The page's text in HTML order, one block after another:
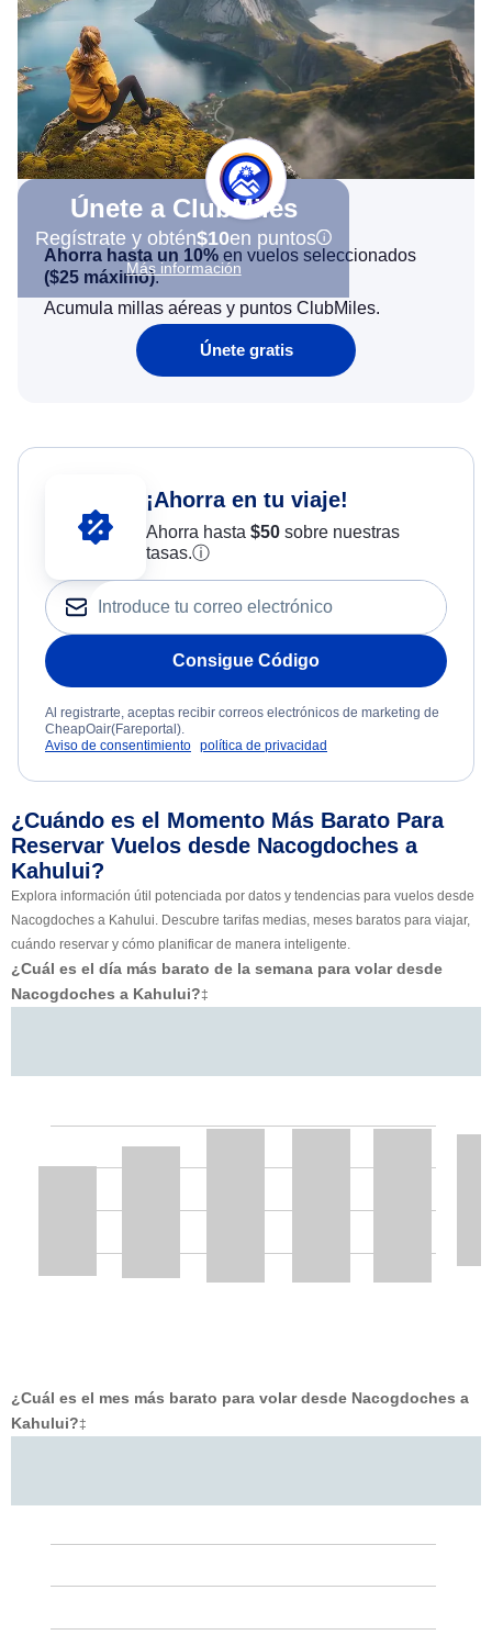
Únete a ClubMiles
Regístrate y obtén$10en puntos
Más información
Ahorra hasta un 10% en vuelos seleccionados
($25 máximo).
Acumula millas aéreas y puntos ClubMiles.
Únete gratis
¡Ahorra en tu viaje!
Ahorra hasta $50sobre nuestras
tasas.ⓘ
Consigue Código
Al registrarte, aceptas recibir correos electrónicos de marketing de
CheapOair(Fareportal).
Aviso de consentimiento política de privacidad
¿Cuándo es el Momento Más Barato Para
Reservar Vuelos desde Nacogdoches a
Kahului?
Explora información útil potenciada por datos y tendencias para vuelos desde
Nacogdoches a Kahului. Descubre tarifas medias, meses baratos para viajar,
cuándo reservar y cómo planificar de manera inteligente.
¿Cuál es el día más barato de la semana para volar desde
Nacogdoches a Kahului?‡
¿Cuál es el mes más barato para volar desde Nacogdoches a
Kahului?‡